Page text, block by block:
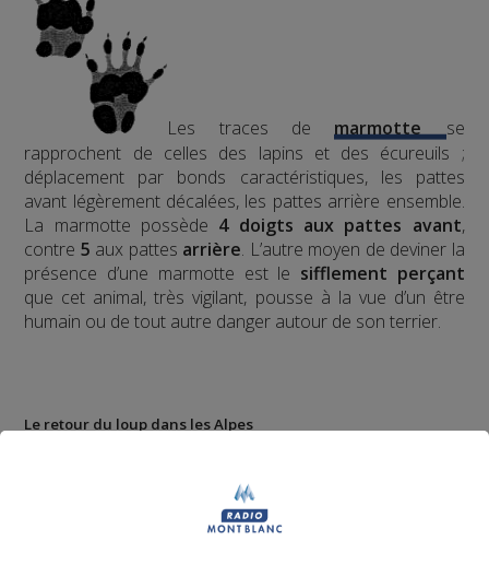
Les traces demarmotte
se
rapprochent de celles des lapins et des écureuils ;
déplacement par bonds caractéristiques, les pattes
avant légèrement décalées, les pattes arrière ensemble.
La marmotte possède 4 doigts aux pattes avant,
contre 5 aux pattes arrière. L’autre moyen de deviner la
présence d’une marmotte est le sifflement perçant
que cet animal, très vigilant, pousse à la vue d’un être
humain ou de tout autre danger autour de son terrier.
Le retour du loup dans les Alpes
dans les Alpes de Sud pour s’étendre à la totalité de l’Arc
Alpin. A ce jour, le territoire Français compte environ 160